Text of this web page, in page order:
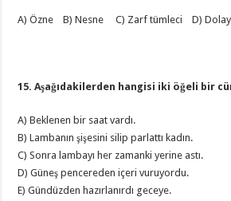
A) Özne B) Nesne C) Zarf tümleci D)
15. Aşağıdakilerden hangisi iki öğeli bir
A) Beklenen bir saat vardı.
B) Lambanın şişesini silip parlattı kadın.
C) Sonra lambayı her zamanki yerine astı.
D) Güneş pencereden içeri vuruyordu.
E) Gündüzden hazırlanırdı geceye.